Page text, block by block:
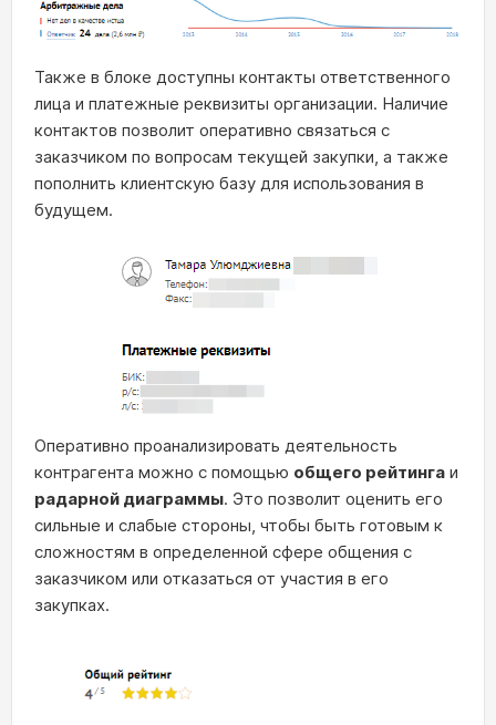
Также в блоке доступны контакты ответственного
лица и платежные реквизиты организации. Наличие
контактов позволит оперативно связаться с
заказчиком по вопросам текущей закупки, а также
пополнить клиентскую базу для использования в
будущем.
Оперативно проанализировать деятельность
контрагента можно с помощью общего рейтинга и
радарной диаграммы. Это позволит оценить его
сильные и слабые стороны, чтобы быть готовым к
сложностям в определенной сфере общения с
заказчиком или отказаться от участия в его
закупках.